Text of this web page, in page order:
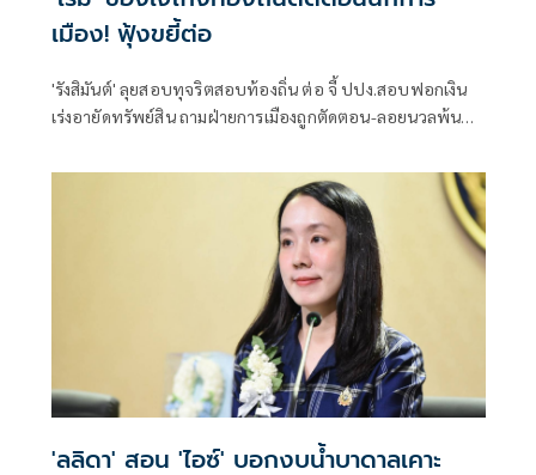
เมือง! ฟุ้งขยี้ต่อ
'รังสิมันต์' ลุยสอบทุจริตสอบท้องถิ่น ต่อ จี้ ปปง.สอบฟอกเงิน
เร่งอายัดทรัพย์สิน ถามฝ่ายการเมืองถูกตัดตอน-ลอยนวลพ้นผิด
รัดกุมหรือไม่
'ลลิดา' สอน 'ไอซ์' บอกงบน้ำบาดาลเคาะ